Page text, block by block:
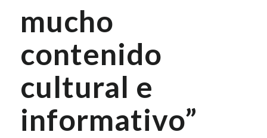
mucho
contenido
cultural e
informativo”